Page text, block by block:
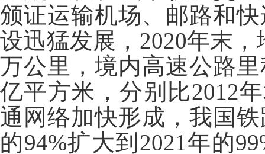
颁证运输机场、邮路和
设迅猛发展，2020年末
万公里，境内高速公路
亿平方米，分别比2012
通网络加快形成，我国
的94%扩大到2021年的